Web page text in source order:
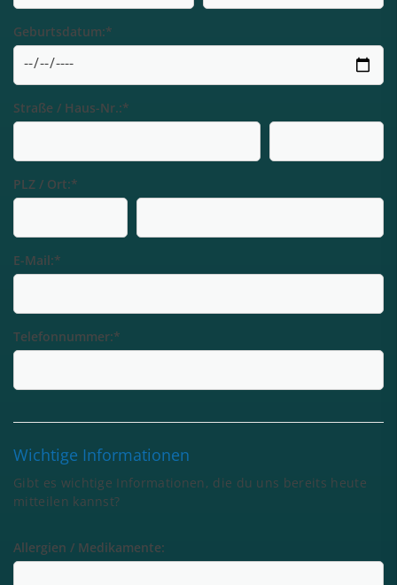
Geburtsdatum:*
Straße / Haus-Nr.:*
PLZ / Ort:*
E-Mail:*
Telefonnummer:*
Wichtige Informationen
Gibt es wichtige Informationen, die du uns bereits heute
mitteilen kannst?
Allergien / Medikamente: